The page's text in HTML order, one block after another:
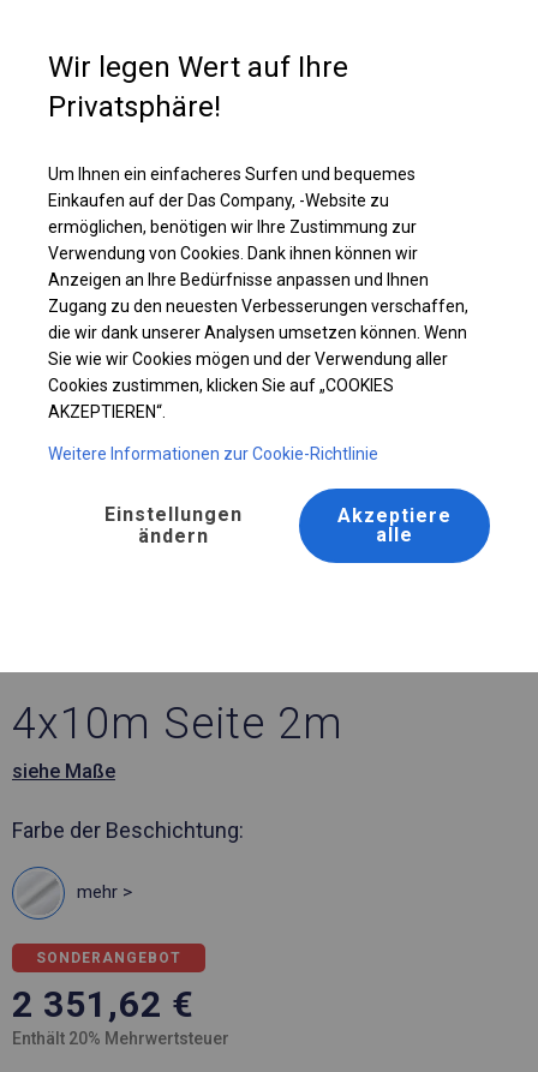
Ganzjähriges Catering-Zelt | 4x10 m
4x10m Seite 2m
siehe Maße
Farbe der Beschichtung:
mehr >
SONDERANGEBOT
2 351,62 €
Enthält 20% Mehrwertsteuer
Wir legen Wert auf Ihre
Privatsphäre!
Um Ihnen ein einfacheres Surfen und bequemes
Einkaufen auf der Das Company, -Website zu
ermöglichen, benötigen wir Ihre Zustimmung zur
Verwendung von Cookies. Dank ihnen können wir
Anzeigen an Ihre Bedürfnisse anpassen und Ihnen
Zugang zu den neuesten Verbesserungen verschaffen,
die wir dank unserer Analysen umsetzen können. Wenn
Sie wie wir Cookies mögen und der Verwendung aller
Cookies zustimmen, klicken Sie auf „COOKIES
AKZEPTIEREN“.
Weitere Informationen zur Cookie-Richtlinie
Einstellungen
ändern
Akzeptiere
alle